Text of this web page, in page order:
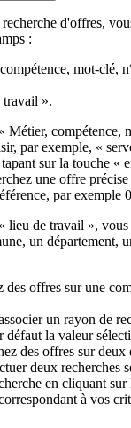
d'offres,
:
mot-clé,
travail ».
Métier, compétence,
par exemple, «
sur la touche «
une offre précise
par exemple
lieu de travail »,
un département,
des offres sur une
un rayon de
défaut la valeur
des offres sur deux
deux recherches
en cliquant
à vos